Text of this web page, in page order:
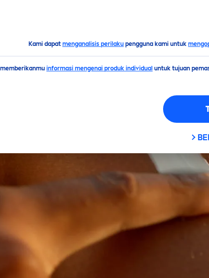
Kami dapat menganalisis perilakupengguna kami untuk
informasi mengenai produk individual untuk tujuan
-gaya-hidup-untuk-kesehatan-kulitmu